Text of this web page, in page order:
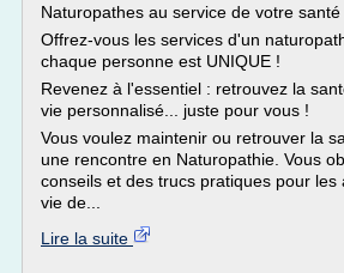
Naturopathes au service de votre santé
Offrez-vous les services d'un
chaque personne est UNIQUE !
Revenez à l'essentiel : retrouvez la
vie personnalisé... juste pour vous !
Vous voulez maintenir ou retrouver la
une rencontre en Naturopathie. Vous
conseils et des trucs pratiques pour les
vie de...
Lire la suite